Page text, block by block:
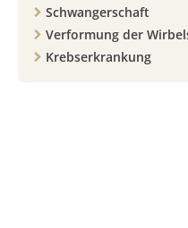
Schwangerschaft
Verformung der
Krebserkrankung